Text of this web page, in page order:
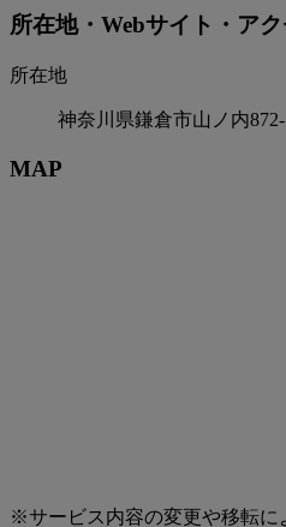
所在地・Webサイト・アク
所在地
神奈川県鎌倉市山ノ内872-
MAP
※サービス内容の変更や移転に